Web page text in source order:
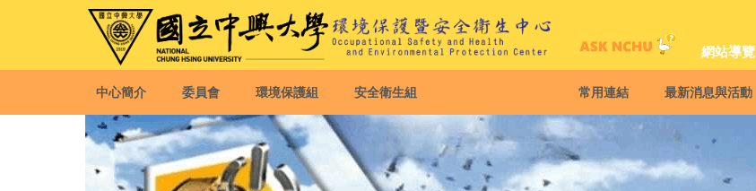
網站導覽
中心簡介 委員會 環境保護組 安全衛生組 常用連結 最新消息與活動